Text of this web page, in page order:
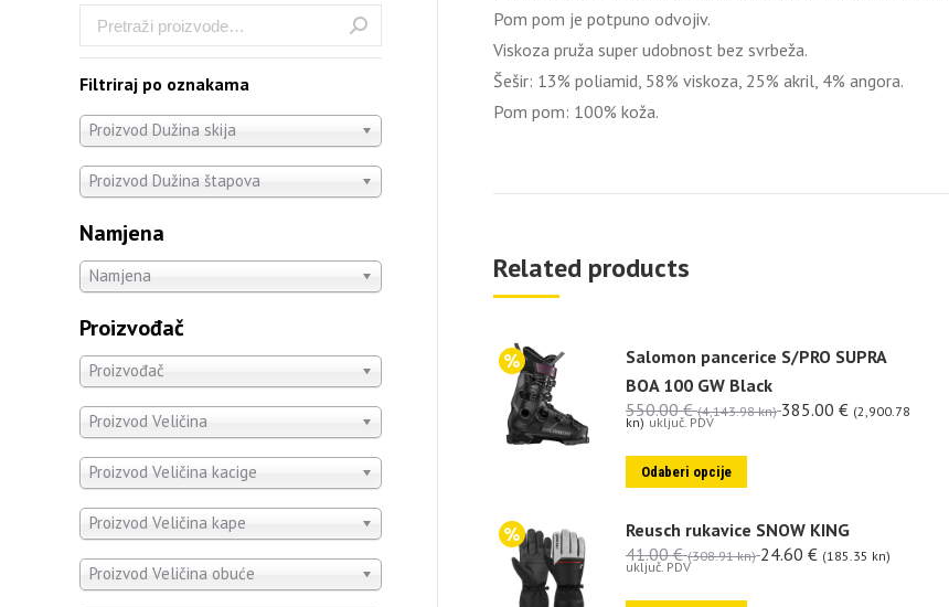
Pom pom je potpuno odvojiv.
Viskoza pruža super udobnost bez svrbeža.
Šešir: 13% poliamid, 58% viskoza, 25% akril, 4% angora.
Pom pom: 100% koža.
Related products
Salomon pancerice S/PRO SUPRA
BOA 100 GW Black
550.00€ (4,143.98 kn) 385.00 € (2,900.78
kn) uključ. PDV
Odaberi opcije
Reusch rukavice SNOW KING
41.00€ (308.91 kn) 24.60 € (185.35 kn)
uključ. PDV
Filtriraj po oznakama
Proizvod Dužina skija
Proizvod Dužina štapova
Namjena
Namjena
Proizvođač
Proizvođač
Proizvod Veličina
Proizvod Veličina kacige
Proizvod Veličina kape
Proizvod Veličina obuće